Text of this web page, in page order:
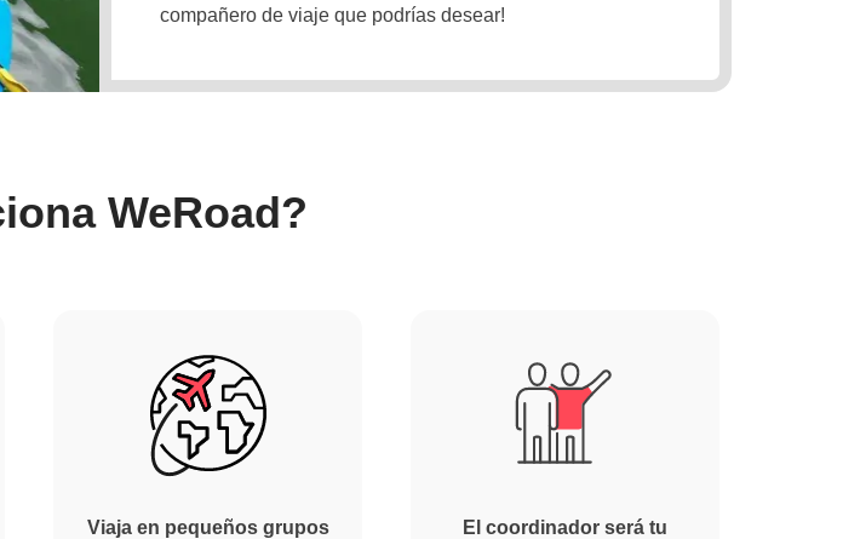
compañero de viaje que podrías desear!
WeRoad?
Viaja en pequeños grupos
El coordinador será tu